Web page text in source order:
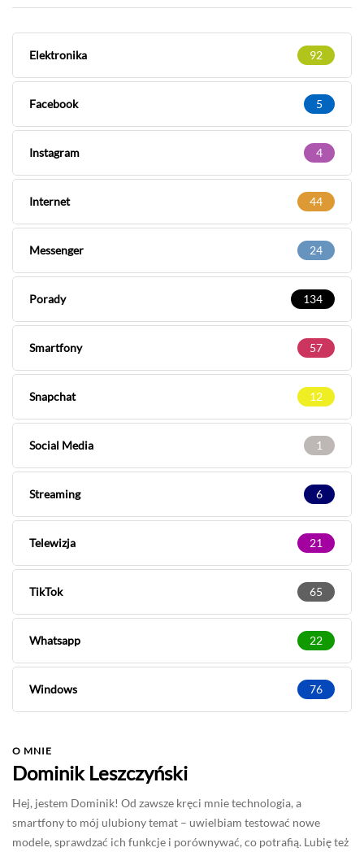
Elektronika 92
Facebook 5
Instagram 4
Internet 44
Messenger 24
Porady 134
Smartfony 57
Snapchat 12
Social Media 1
Streaming 6
Telewizja 21
TikTok 65
Whatsapp 22
Windows 76
O MNIE
Dominik Leszczyński
Hej, jestem Dominik! Od zawsze kręci mnie technologia, a
smartfony to mój ulubiony temat – uwielbiam testować nowe
modele, sprawdzać ich funkcje i porównywać, co potrafią. Lubię też